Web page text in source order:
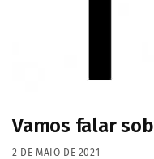
Vamos falar
2 DE MAIO DE 2021